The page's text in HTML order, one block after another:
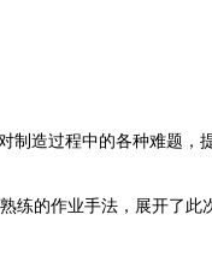
造过程中的各种难题，
练的作业手法，展开了